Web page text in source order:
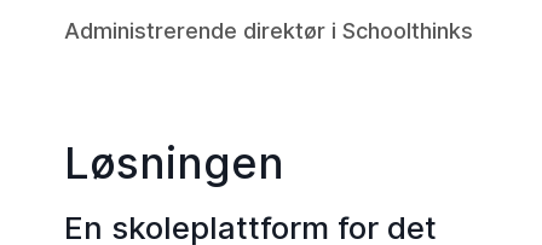
Administrerende direktør i Schoolthinks
Løsningen
En skoleplattform for det